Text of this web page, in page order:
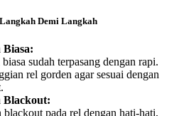
Demi Langkah
Biasa:
sudah terpasang dengan rapi.
rel gorden agar sesuai dengan
Blackout:
blackout pada rel dengan hati-hati,